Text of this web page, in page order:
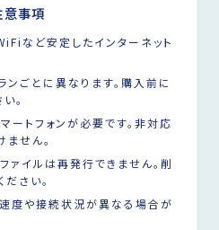
意事項
など安定したインターネット
ごとに異なります。購入前に
。
ートフォンが必要です。非対応
せん。
ァイルは再発行できません。削
さい。
度や接続状況が異なる場合が